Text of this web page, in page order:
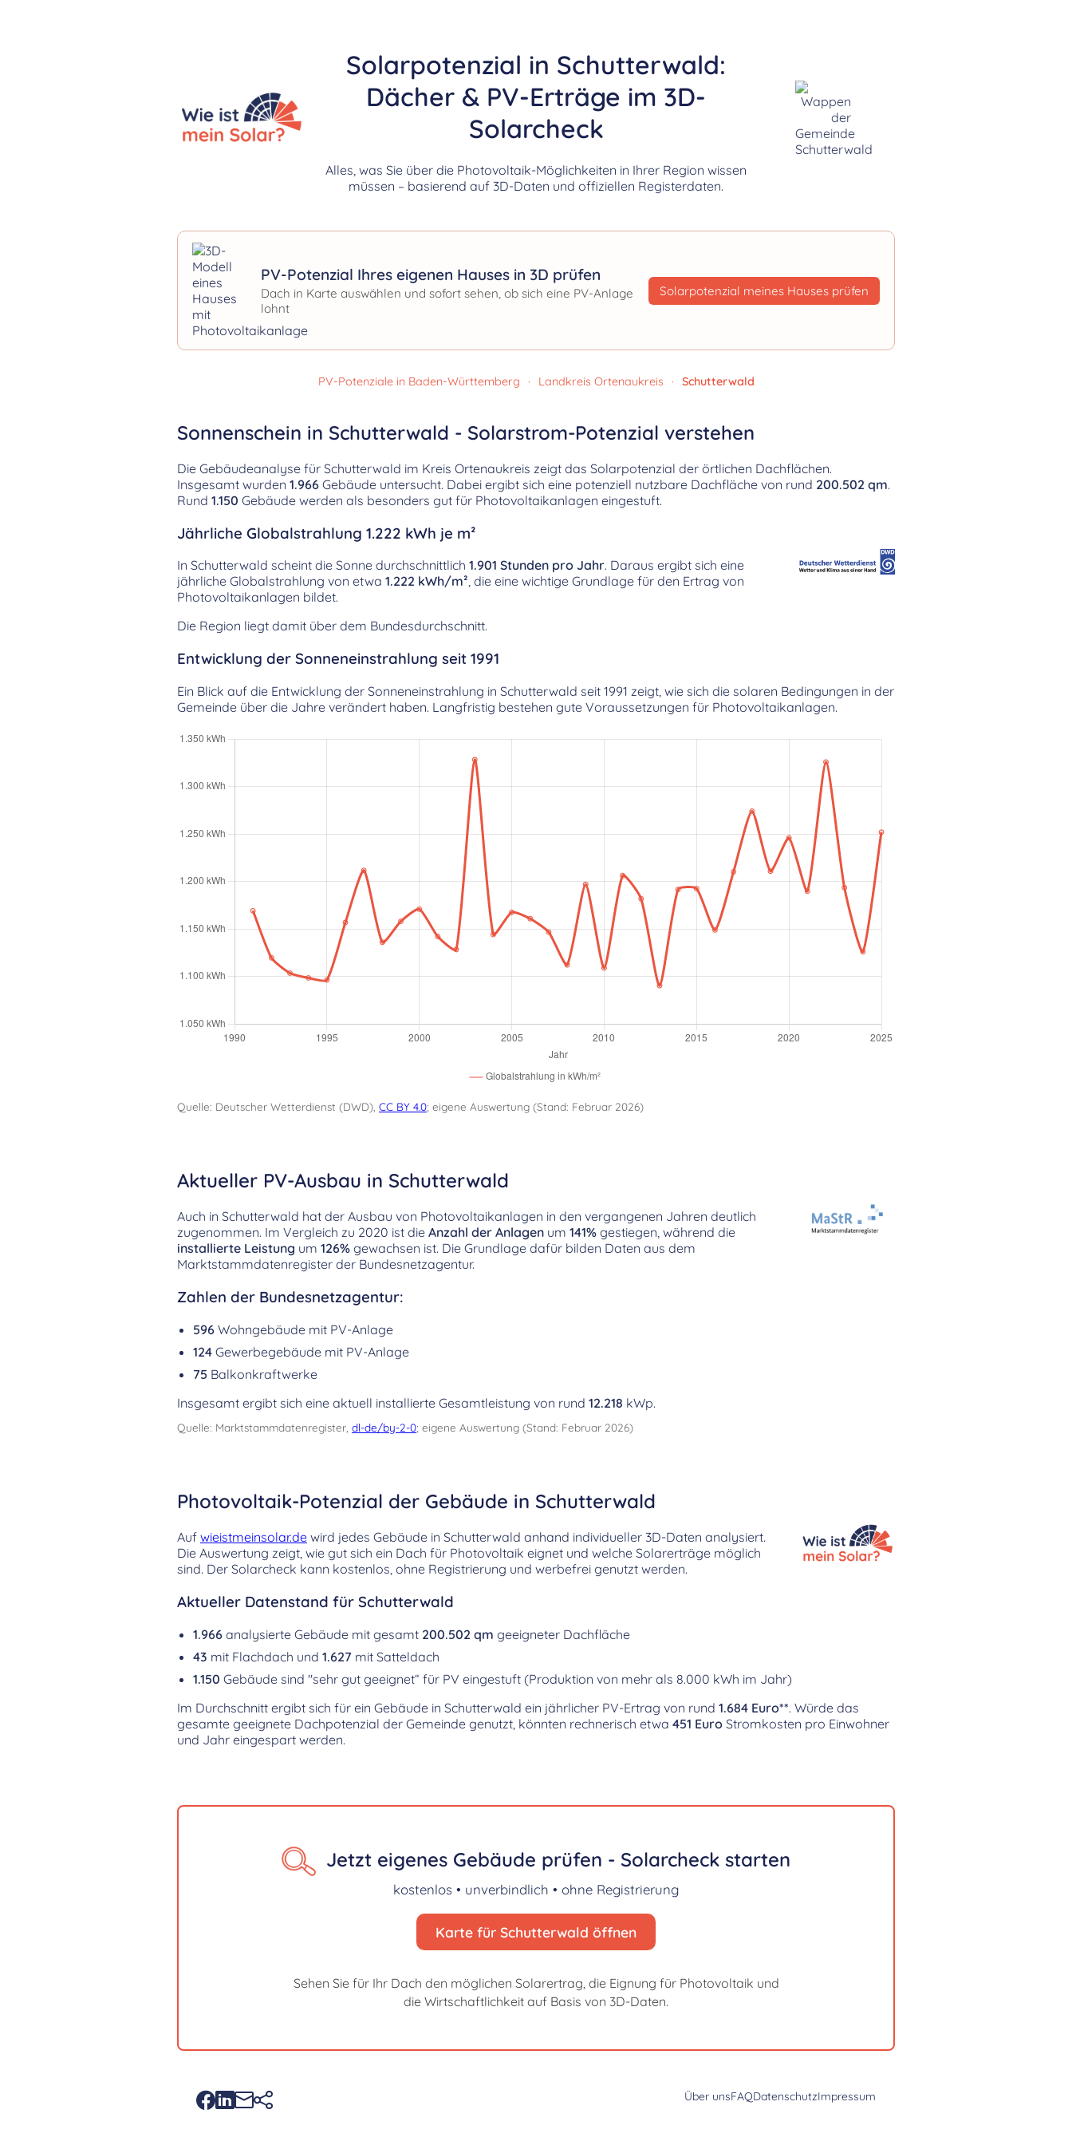
Solarpotenzial in Schutterwald:
Dächer & PV-Erträge im 3D-
Solarcheck
Alles, was Sie über die Photovoltaik-Möglichkeiten in Ihrer Region wissen
müssen – basierend auf 3D-Daten und offiziellen Registerdaten.
PV-Potenzial Ihres eigenen Hauses in 3D prüfen
Dach in Karte auswählen und sofort sehen, ob sich eine PV-Anlage
lohnt
Solarpotenzial meines Hauses prüfen
PV-Potenziale in Baden-Württemberg · Landkreis Ortenaukreis · Schutterwald
Sonnenschein in Schutterwald - Solarstrom-Potenzial verstehen
Die Gebäudeanalyse für Schutterwald im Kreis Ortenaukreis zeigt das Solarpotenzial der örtlichen Dachflächen.
Insgesamt wurden 1.966 Gebäude untersucht. Dabei ergibt sich eine potenziell nutzbare Dachfläche von rund 200.502 qm.
Rund 1.150 Gebäude werden als besonders gut für Photovoltaikanlagen eingestuft.
Jährliche Globalstrahlung 1.222 kWh je m²
In Schutterwald scheint die Sonne durchschnittlich 1.901 Stunden pro Jahr. Daraus ergibt sich eine
jährliche Globalstrahlung von etwa 1.222 kWh/m², die eine wichtige Grundlage für den Ertrag von
Photovoltaikanlagen bildet.
Die Region liegt damit über dem Bundesdurchschnitt.
Entwicklung der Sonneneinstrahlung seit 1991
Ein Blick auf die Entwicklung der Sonneneinstrahlung in Schutterwald seit 1991 zeigt, wie sich die solaren Bedingungen in der
Gemeinde über die Jahre verändert haben. Langfristig bestehen gute Voraussetzungen für Photovoltaikanlagen.
Quelle: Deutscher Wetterdienst (DWD), CC BY 4.0; eigene Auswertung (Stand: Februar 2026)
Aktueller PV-Ausbau in Schutterwald
Auch in Schutterwald hat der Ausbau von Photovoltaikanlagen in den vergangenen Jahren deutlich
zugenommen. Im Vergleich zu 2020 ist die Anzahl der Anlagen um 141% gestiegen, während die
installierte Leistung um 126% gewachsen ist. Die Grundlage dafür bilden Daten aus dem
Marktstammdatenregister der Bundesnetzagentur.
Zahlen der Bundesnetzagentur:
596 Wohngebäude mit PV-Anlage
124 Gewerbegebäude mit PV-Anlage
75 Balkonkraftwerke
Insgesamt ergibt sich eine aktuell installierte Gesamtleistung von rund 12.218 kWp.
Quelle: Marktstammdatenregister, dl-de/by-2-0; eigene Auswertung (Stand: Februar 2026)
Photovoltaik-Potenzial der Gebäude in Schutterwald
Auf wieistmeinsolar.de wird jedes Gebäude in Schutterwald anhand individueller 3D-Daten analysiert.
Die Auswertung zeigt, wie gut sich ein Dach für Photovoltaik eignet und welche Solarerträge möglich
sind. Der Solarcheck kann kostenlos, ohne Registrierung und werbefrei genutzt werden.
Aktueller Datenstand für Schutterwald
1.966 analysierte Gebäude mit gesamt 200.502 qm geeigneter Dachfläche
43 mit Flachdach und 1.627 mit Satteldach
1.150 Gebäude sind "sehr gut geeignet“ für PV eingestuft (Produktion von mehr als 8.000 kWh im Jahr)
Im Durchschnitt ergibt sich für ein Gebäude in Schutterwald ein jährlicher PV-Ertrag von rund 1.684 Euro**. Würde das
gesamte geeignete Dachpotenzial der Gemeinde genutzt, könnten rechnerisch etwa 451 Euro Stromkosten pro Einwohner
und Jahr eingespart werden.
Jetzt eigenes Gebäude prüfen - Solarcheck starten
kostenlos • unverbindlich • ohne Registrierung
Karte für Schutterwald öffnen
Sehen Sie für Ihr Dach den möglichen Solarertrag, die Eignung für Photovoltaik und
die Wirtschaftlichkeit auf Basis von 3D-Daten.
Über unsFAQDatenschutzImpressum